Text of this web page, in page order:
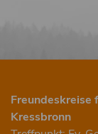
Freundeskreise
Kressbronn